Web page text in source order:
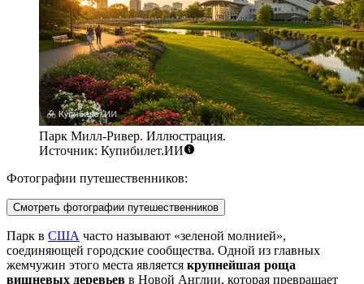
Парк Милл-Ривер. Иллюстрация.
Источник: Купибилет.ИИ
Фотографии путешественников:
Смотреть фотографии путешественников
Парк в США часто называют «зеленой молнией»,
соединяющей городские сообщества. Одной из главных
жемчужин этого места является крупнейшая роща
вишневых деревьев в Новой Англии, которая превращает